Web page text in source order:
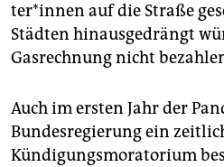
te­r*in­nen auf die Straße
Städten hinausgedrängt
Gasrechnung nicht
Auch im ersten Jahr der
Bundesregierung ein
Kündigungsmoratorium